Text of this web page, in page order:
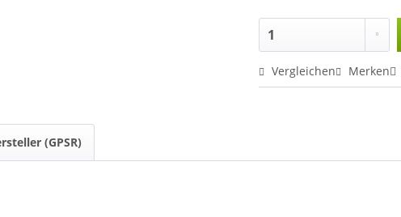
Vergleichen Merken
(GPSR)